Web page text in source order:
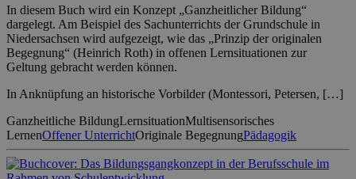
In diesem Buch wird ein Konzept „Ganzheitlicher Bildung“
dargelegt. Am Beispiel des Sachunterrichts der Grundschule in
Niedersachsen wird aufgezeigt, wie das „Prinzip der originalen
Begegnung“ (Heinrich Roth) in offenen Lernsituationen zur
Geltung gebracht werden können.
In Anknüpfung an historische Vorbilder (Montessori, Petersen, […]
Ganzheitliche BildungLernsituationMultisensorisches
LernenOffener UnterrichtOriginale BegegnungPädagogik